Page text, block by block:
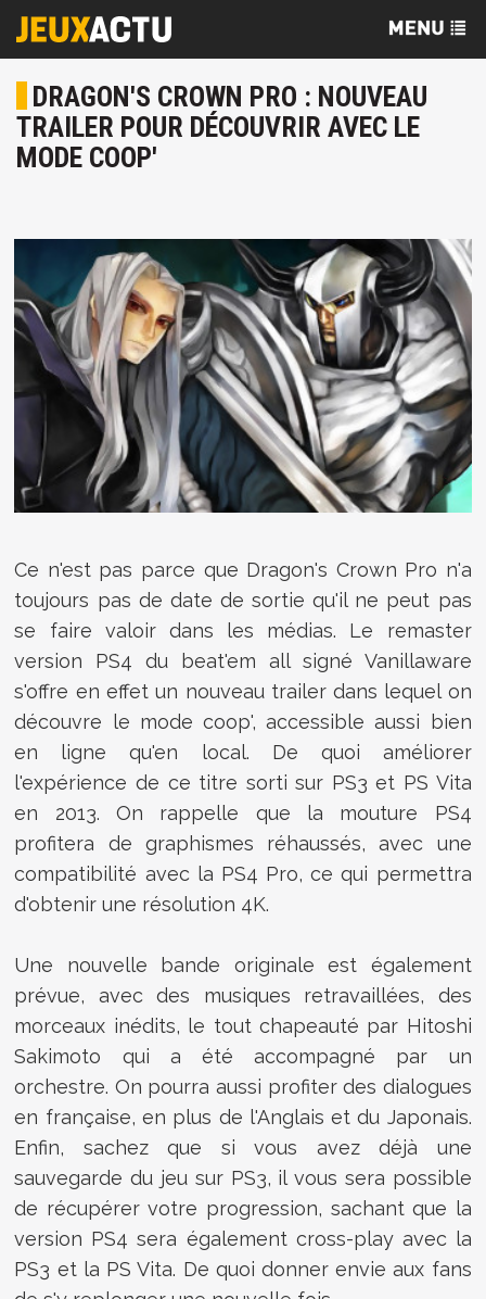
DRAGON'S CROWN PRO : NOUVEAU
TRAILER POUR DÉCOUVRIR AVEC LE
MODE COOP'
Ce n'est pas parce que Dragon's Crown Pro n'a
toujours pas de date de sortie qu'il ne peut pas
se faire valoir dans les médias. Le remaster
version PS4 du beat'em all signé Vanillaware
s'offre en effet un nouveau trailer dans lequel on
découvre le mode coop', accessible aussi bien
en ligne qu'en local. De quoi améliorer
l'expérience de ce titre sorti sur PS3 et PS Vita
en 2013. On rappelle que la mouture PS4
profitera de graphismes réhaussés, avec une
compatibilité avec la PS4 Pro, ce qui permettra
d'obtenir une résolution 4K.
Une nouvelle bande originale est également
prévue, avec des musiques retravaillées, des
morceaux inédits, le tout chapeauté par Hitoshi
Sakimoto qui a été accompagné par un
orchestre. On pourra aussi profiter des dialogues
en française, en plus de l'Anglais et du Japonais.
Enfin, sachez que si vous avez déjà une
sauvegarde du jeu sur PS3, il vous sera possible
de récupérer votre progression, sachant que la
version PS4 sera également cross-play avec la
PS3 et la PS Vita. De quoi donner envie aux fans